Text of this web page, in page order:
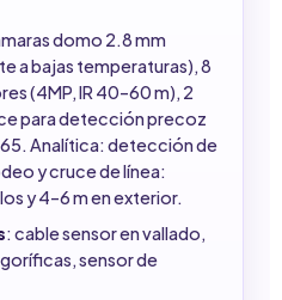
domo 2.8 mm
a bajas temperaturas), 8
(4MP, IR 40–60 m), 2
para detección precoz
Analítica: detección de
y cruce de línea:
y 4–6 m en exterior.
: cable sensor en vallado,
sensor de